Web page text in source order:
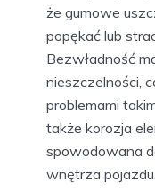
że gumowe
popękać lub
Bezwładność
nieszczelności,
problemami
także korozja
spowodowana
wnętrza pojazdu.